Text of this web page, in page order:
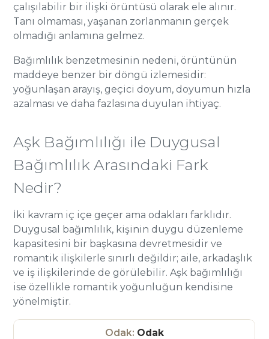
çalışılabilir bir ilişki örüntüsü olarak ele alınır.
Tanı olmaması, yaşanan zorlanmanın gerçek
olmadığı anlamına gelmez.
Bağımlılık benzetmesinin nedeni, örüntünün
maddeye benzer bir döngü izlemesidir:
yoğunlaşan arayış, geçici doyum, doyumun hızla
azalması ve daha fazlasına duyulan ihtiyaç.
Aşk Bağımlılığı ile Duygusal
Bağımlılık Arasındaki Fark
Nedir?
İki kavram iç içe geçer ama odakları farklıdır.
Duygusal bağımlılık, kişinin duygu düzenleme
kapasitesini bir başkasına devretmesidir ve
romantik ilişkilerle sınırlı değildir; aile, arkadaşlık
ve iş ilişkilerinde de görülebilir. Aşk bağımlılığı
ise özellikle romantik yoğunluğun kendisine
yönelmiştir.
Odak